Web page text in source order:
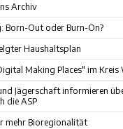
Archiv
Born-Out oder Burn-On?
Haushaltsplan
Making Places" im Kreis
Jägerschaft informieren
die ASP
mehr Bioregionalität